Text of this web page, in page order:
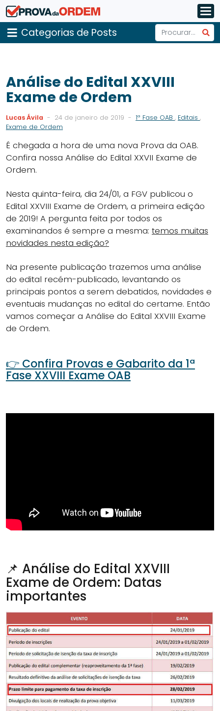
Categorias de Posts
Análise do Edital XXVIII
Exame de Ordem
Lucas Ávila - 24 de janeiro de 2019 - 1ª Fase OAB , Editais ,
Exame de Ordem
É chegada a hora de uma nova Prova da OAB.
Confira nossa Análise do Edital XXVII Exame de
Ordem.
Nesta quinta-feira, dia 24/01, a FGV publicou o
Edital XXVIII Exame de Ordem, a primeira edição
de 2019! A pergunta feita por todos os
examinandos é sempre a mesma: temos muitas
novidades nesta edição?
Na presente publicação trazemos uma análise
do edital recém-publicado, levantando os
principais pontos a serem debatidos, novidades e
eventuais mudanças no edital do certame. Então
vamos começar a Análise do Edital XXVIII Exame
de Ordem.
👉 Confira Provas e Gabarito da 1ª
Fase XXVIII Exame OAB
📌 Análise do Edital XXVIII
Exame de Ordem: Datas
importantes